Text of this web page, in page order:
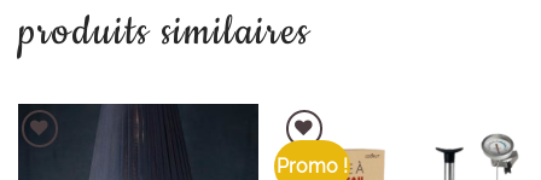
produits similaires
Promo !
AJOUTER À LA LISTE D'ENVIES